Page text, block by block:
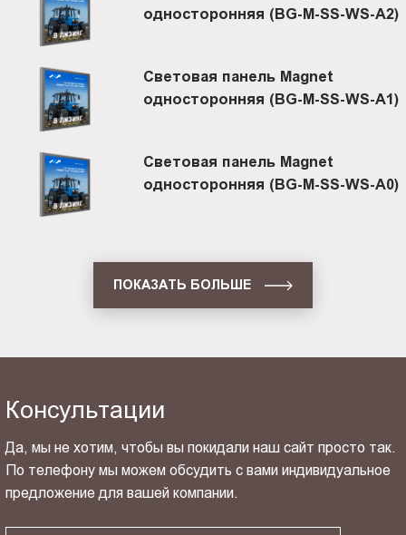
односторонняя (BG-M-SS-WS-A2)
Световая панель Magnet
односторонняя (BG-M-SS-WS-A1)
Световая панель Magnet
односторонняя (BG-M-SS-WS-A0)
ПОКАЗАТЬ БОЛЬШЕ
Консультации
Да, мы не хотим, чтобы вы покидали наш сайт просто так.
По телефону мы можем обсудить с вами индивидуальное
предложение для вашей компании.